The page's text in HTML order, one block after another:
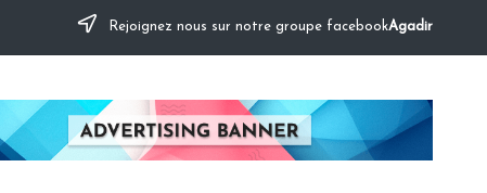
Rejoignez nous sur notre groupe facebookAgadir